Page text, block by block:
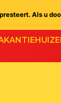
Als u